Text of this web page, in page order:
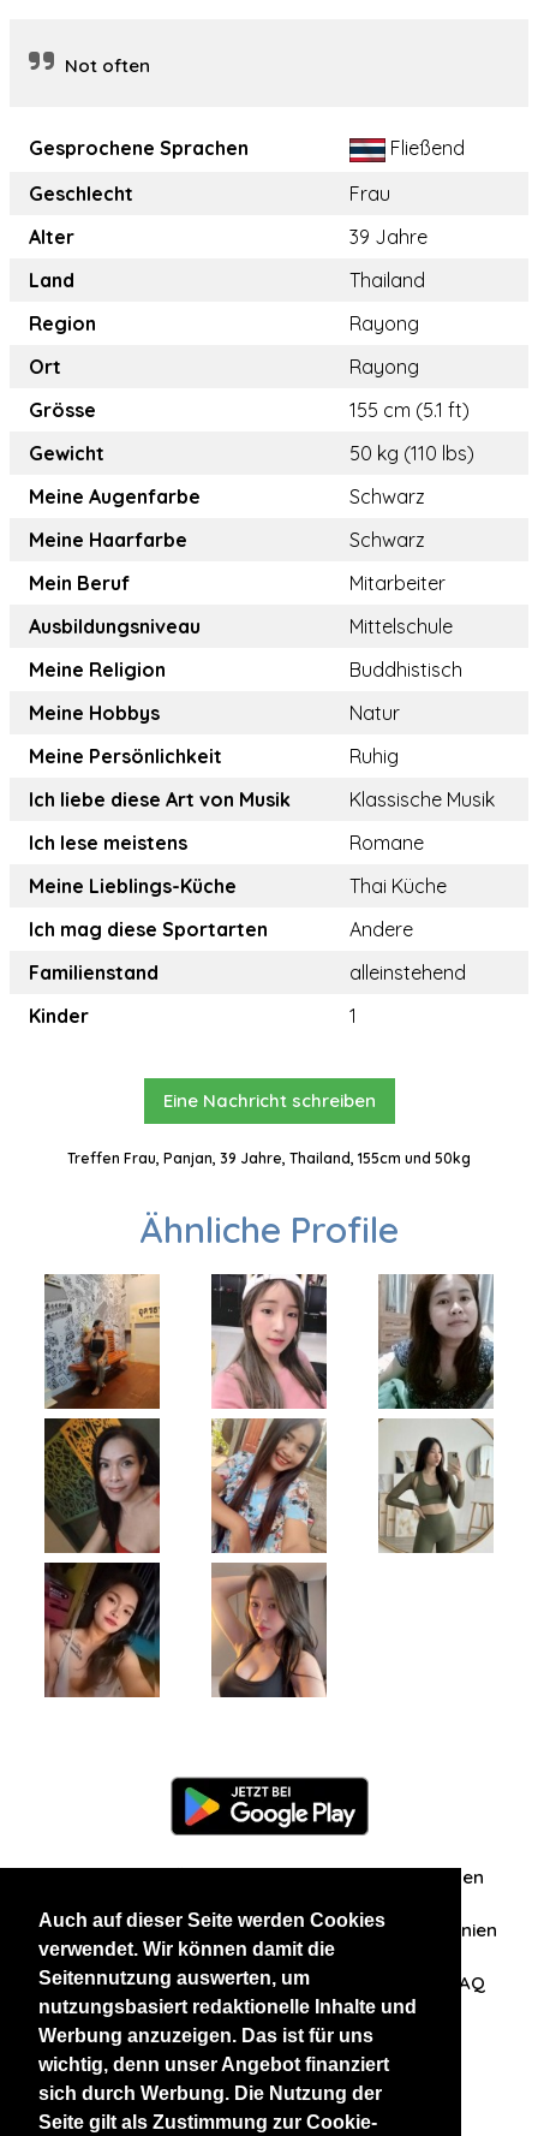
Auch auf dieser Seite werden Cookies
verwendet. Wir können damit die
Seitennutzung auswerten, um
nutzungsbasiert redaktionelle Inhalte und
Werbung anzuzeigen. Das ist für uns
wichtig, denn unser Angebot finanziert
sich durch Werbung. Die Nutzung der
Seite gilt als Zustimmung zur Cookie-
Not often
Gesprochene Sprachen
Fließend
Geschlecht
Frau
Alter
39 Jahre
Land
Thailand
Region
Rayong
Ort
Rayong
Grösse
155 cm (5.1 ft)
Gewicht
50 kg (110 lbs)
Meine Augenfarbe
Schwarz
Meine Haarfarbe
Schwarz
Mein Beruf
Mitarbeiter
Ausbildungsniveau
Mittelschule
Meine Religion
Buddhistisch
Meine Hobbys
Natur
Meine Persönlichkeit
Ruhig
Ich liebe diese Art von Musik
Klassische Musik
Ich lese meistens
Romane
Meine Lieblings-Küche
Thai Küche
Ich mag diese Sportarten
Andere
Familienstand
alleinstehend
Kinder
1
Eine Nachricht schreiben
Treffen Frau, Panjan, 39 Jahre, Thailand, 155cm und 50kg
Ähnliche Profile
Zuschriften/Erfahrungen
Datenschutzerklärung AGB Datenschutzrichtlinien
Nehmen Sie Kontakt mit uns auf FAQ
Unsere anderen Websites
BlackAndBeauties RussianKisses